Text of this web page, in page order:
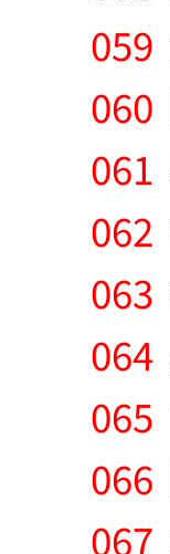
059
060
061
062
063
064
065
066